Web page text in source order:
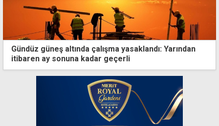
Gündüz güneş altında çalışma yasaklandı: Yarından
itibaren ay sonuna kadar geçerli